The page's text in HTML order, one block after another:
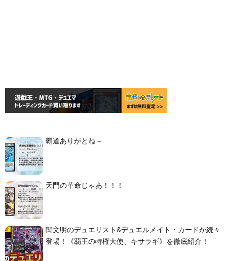
覇道ありがとね～
天門の革命じゃあ！！！
闇文明のデュエリスト&デュエルメイト・カードが続々
登場！《覇王の特権大使、キサラギ》を徹底紹介！